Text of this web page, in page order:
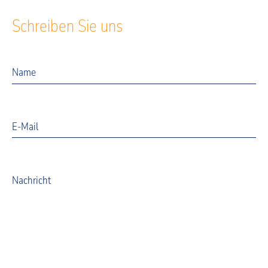
Schreiben Sie uns
Name
E-Mail
Nachricht